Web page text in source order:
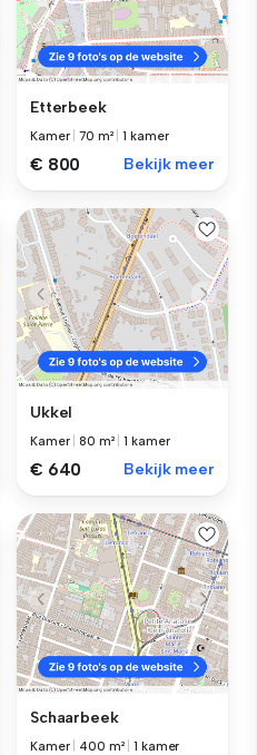
Etterbeek
Kamer |70 m² |1 kamer
€ 800 Bekijk meer
Ukkel
Kamer |80 m² |1 kamer
€ 640 Bekijk meer
Schaarbeek
Kamer 400 m² |1 kamer